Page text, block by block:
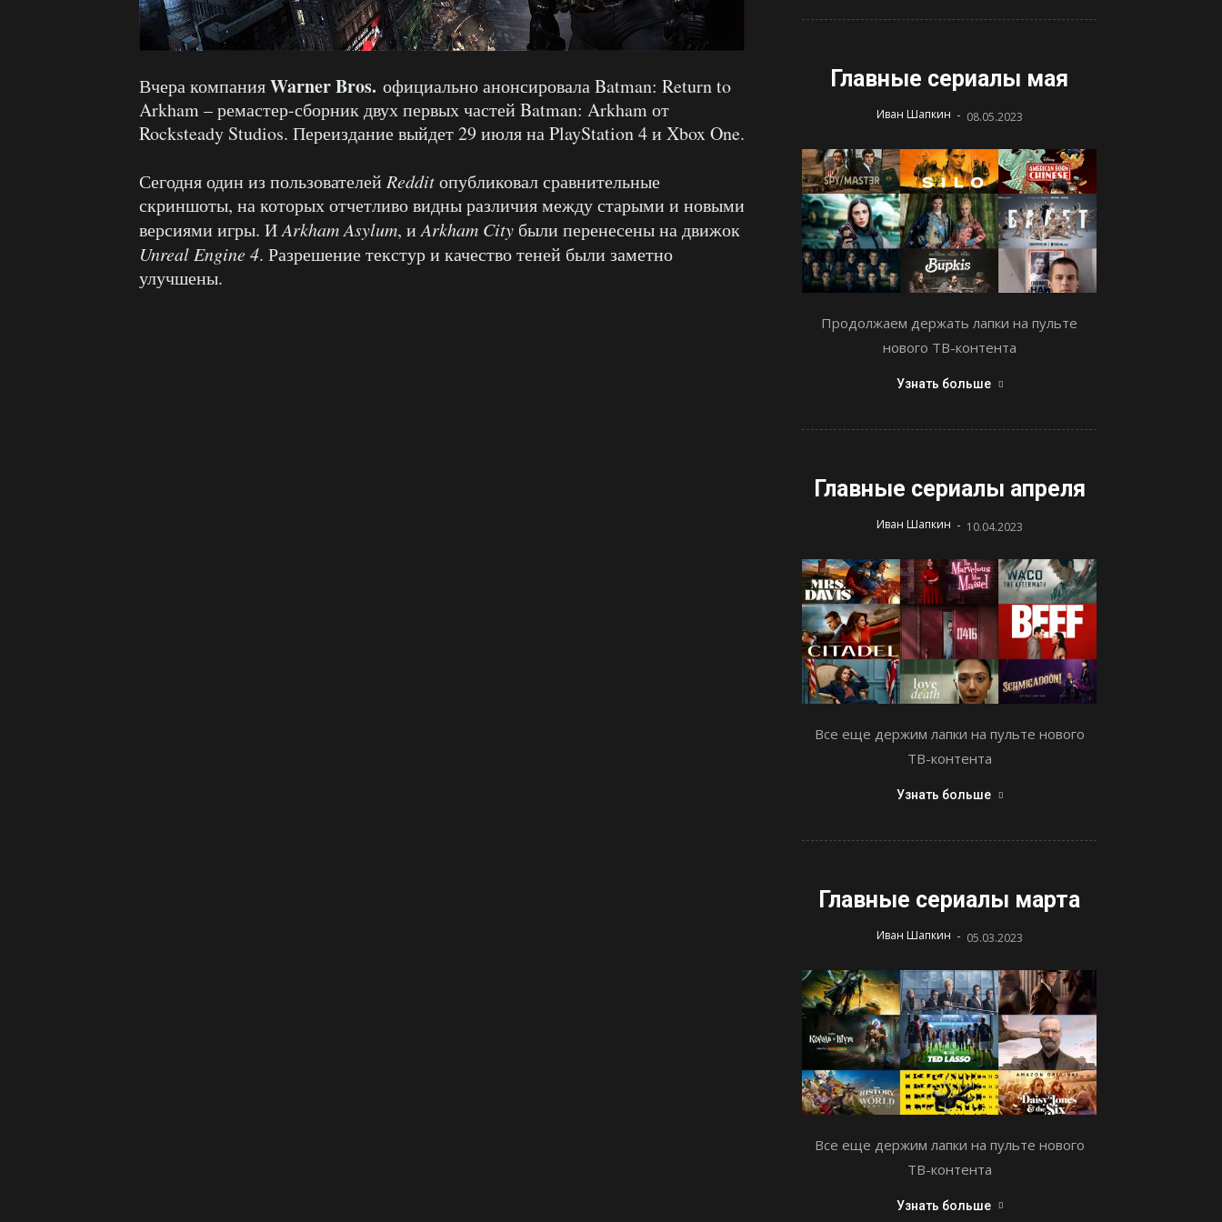
Вчера компанияWarner Bros. официально анонсировала Batman: Return to
Arkham – ремастер-сборник двух первых частей Batman: Arkham от
Rocksteady Studios. Переиздание выйдет 29 июля на PlayStation 4 и Xbox One.
Сегодня один из пользователей Redditопубликовал сравнительные
скриншоты, на которых отчетливо видны различия между старыми и новыми
версиями игры. ИArkham Asylum, иArkham City были перенесены на движок
Unreal Engine 4. Разрешение текстур и качество теней были заметно
улучшены.
Главные сериалы мая
Иван Шапкин - 08.05.2023
Продолжаем держать лапки на пульте
нового ТВ-контента
Узнать больше
Главные сериалы апреля
Иван Шапкин - 10.04.2023
Все еще держим лапки на пульте нового
ТВ-контента
Узнать больше
Главные сериалы марта
Иван Шапкин - 05.03.2023
Все еще держим лапки на пульте нового
ТВ-контента
Узнать больше